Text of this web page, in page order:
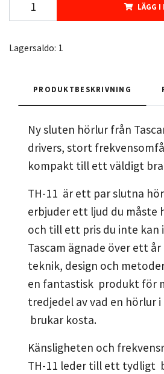
LÄGG I
Lagersaldo: 1
PRODUKTBESKRIVNING
Ny sluten hörlur från
drivers, stort
kompakt till ett väldigt bra
TH-11 är ett par slutna
erbjuder ett ljud du
och till ett pris du inte kan
Tascam ägnade över ett
teknik, design och
en fantastisk produkt för
tredjedel av vad en hörlur
brukar kosta.
Känsligheten och
TH-11 leder till ett tydligt